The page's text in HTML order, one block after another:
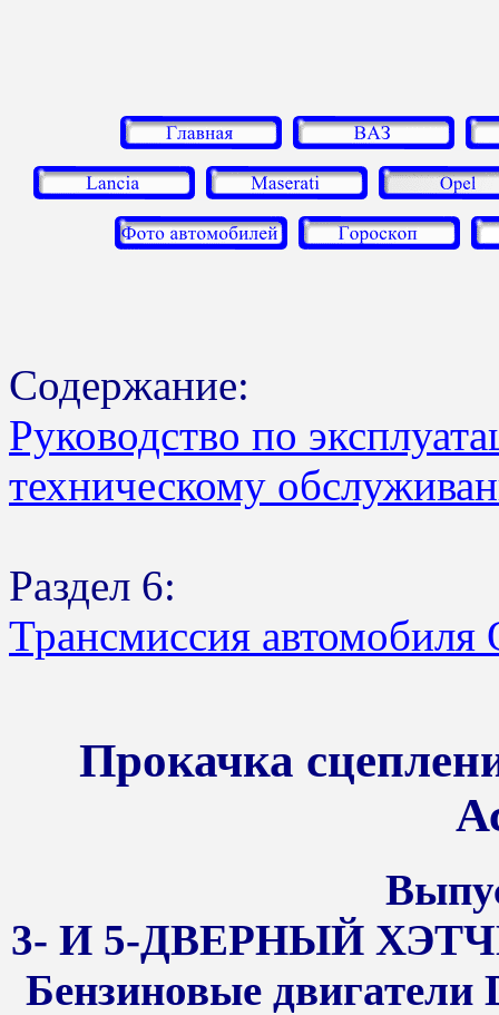
Содержание:
Руководство по
техническому
Раздел 6:
Трансмиссия
Прокачка
3- И 5-ДВЕРНЫЙ
Бензиновые двигатели